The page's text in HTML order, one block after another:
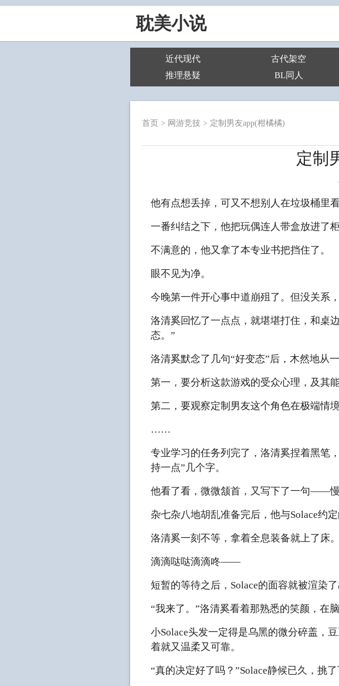
耽美小说
近代现代 古代架空
推理悬疑
BL同人
首页 > 网游竞技 > 定制男友app(柑橘橘)
定制
他有点想丢掉，可又不想别人在垃圾桶里看
一番纠结之下，他把玩偶连人带盒放进了
不满意的，他又拿了本专业书把挡住了。
眼不见为净。
今晚第一件开心事中道崩殂了。但没关
洛清奚回忆了一点点，就堪堪打住，和桌
态。”
洛清奚默念了几句“好变态”后，木然地从
第一，要分析这款游戏的受众心理，及其
第二，要观察定制男友这个角色在极端情
……
专业学习的任务列完了，洛清奚捏着黑笔
持一点”几个字。
他看了看，微微颔首，又写下了一句——慢
杂七杂八地胡乱准备完后，他与Solace约定
洛清奚一刻不等，拿着全息装备就上了床。
滴滴哒哒滴滴咚——
短暂的等待之后，Solace的面容就被渲染
“我来了。”洛清奚看着那熟悉的笑颜，在
小Solace头发一定得是乌黑的微分碎盖，
着就又温柔又可靠。
“真的决定好了吗？”Solace静候已久，挑